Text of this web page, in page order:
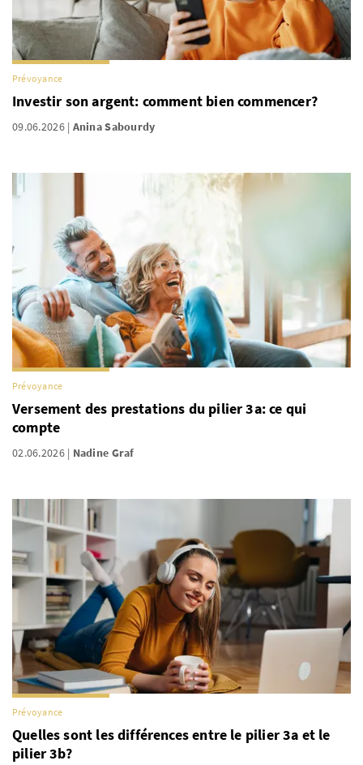
Prévoyance
Investir son argent: comment bien commencer?
09.06.2026 Anina Sabourdy
Prévoyance
Versement des prestations du pilier 3a: ce qui
compte
02.06.2026 Nadine Graf
Prévoyance
Quelles sont les différences entre le pilier 3a et le
pilier 3b?